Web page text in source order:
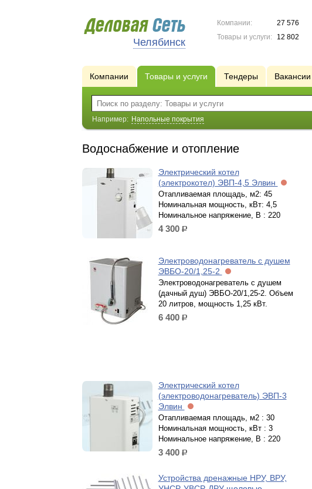
Челябинск
Компании:
27 576
Товары и услуги:
12 802
Компании Товары и услуги Тендеры Вакансии
Например: Напольные покрытия
Водоснабжение и отопление
Электрический котел
(электрокотел) ЭВП-4,5 Элвин
Отапливаемая площадь, м2: 45
Номинальная мощность, кВт: 4,5
Номинальное напряжение, В : 220
4 300 р.
Электроводонагреватель с душем
ЭВБО-20/1,25-2
Электроводонагреватель с душем
(дачный душ) ЭВБО-20/1,25-2. Объем
20 литров, мощность 1,25 кВт.
6 400 р.
Электрический котел
(электроводонагреватель) ЭВП-3
Элвин
Отапливаемая площадь, м2 : 30
Номинальная мощность, кВт : 3
Номинальное напряжение, В : 220
3 400 р.
Устройства дренажные НРУ, ВРУ,